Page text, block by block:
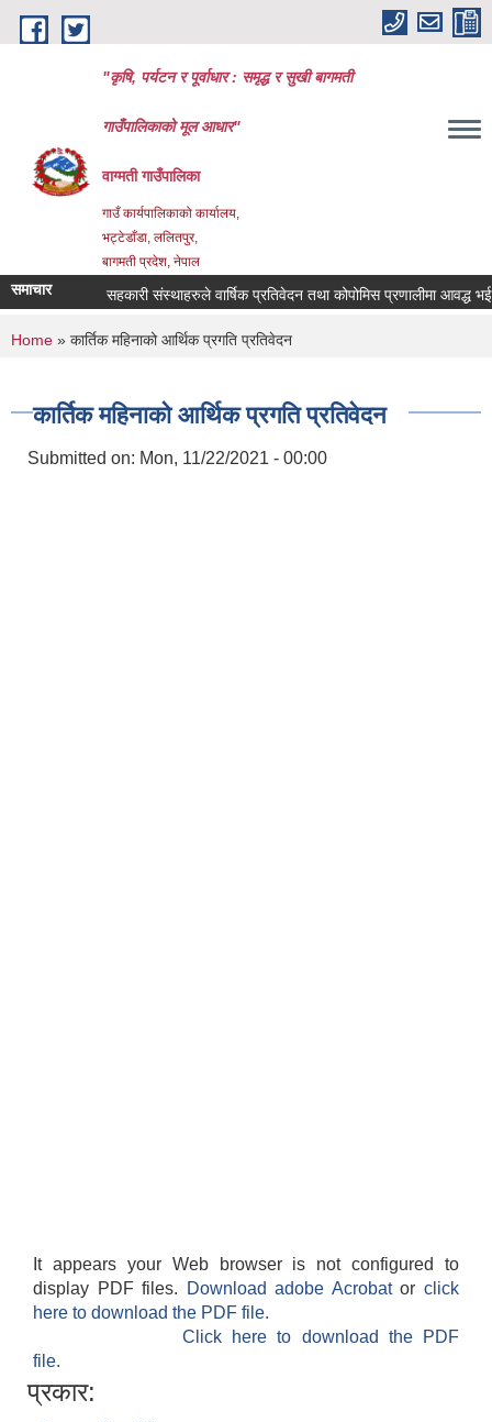
Skip to main content
"कृषि, पर्यटन र पूर्वाधार : समृद्ध र सुखी बागमती
गाउँपालिकाको मूल आधार"
वाग्मती गाउँपालिका
गाउँ कार्यपालिकाको कार्यालय,
भट्टेडाँडा, ललितपुर,
बागमती प्रदेश, नेपाल
समाचार सहकारी संस्थाहरुले वार्षिक प्रतिवेदन तथा कोपोमिस प्रणालीमा आवद्ध भई
You are here
Home » कार्तिक महिनाको आर्थिक प्रगति प्रतिवेदन
कार्तिक महिनाको आर्थिक प्रगति प्रतिवेदन
Submitted on: Mon, 11/22/2021 - 00:00
It appears your Web browser is not configured to
display PDF files.
Download adobe Acrobatorclick
here to download the PDF file.
Click here to download the PDF
file.
प्रकार: